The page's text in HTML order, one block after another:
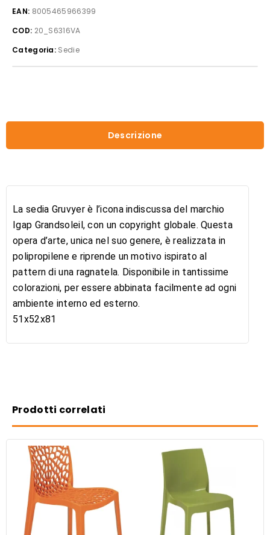
polipropilene
anice
quantità
EAN: 8005465966399
COD: 20_S6316VA
Categoria: Sedie
Descrizione
La sedia Gruvyer è l’icona indiscussa del marchio
Igap Grandsoleil, con un copyright globale. Questa
opera d’arte, unica nel suo genere, è realizzata in
polipropilene e riprende un motivo ispirato al
pattern di una ragnatela. Disponibile in tantissime
colorazioni, per essere abbinata facilmente ad ogni
ambiente interno ed esterno.
51x52x81
Prodotti correlati